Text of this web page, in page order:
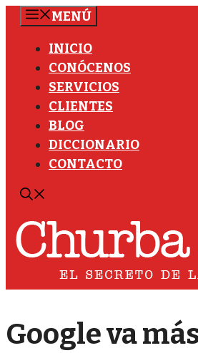
Saltar
contenido
MENÚ
INICIO
CONÓCENOS
SERVICIOS
CLIENTES
BLOG
DICCIONARIO
CONTACTO
Google va